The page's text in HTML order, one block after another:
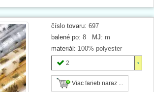
číslo tovaru: 697
balené po: 8 MJ: m
materiál: 100% polyester
2
Viac farieb naraz ...